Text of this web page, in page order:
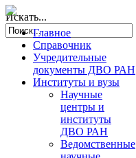
Искать...
Главное
Справочник
Учредительные
документы ДВО РАН
Институты и вузы
Научные
центры и
институты
ДВО РАН
Ведомственные